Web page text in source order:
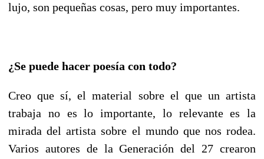
lujo, son pequeñas cosas, pero muy importantes.
¿Se puede hacer poesía con todo?
Creo que sí, el material sobre el que un artista
trabaja no es lo importante, lo relevante es la
mirada del artista sobre el mundo que nos rodea.
Varios autores de la Generación del 27 crearon